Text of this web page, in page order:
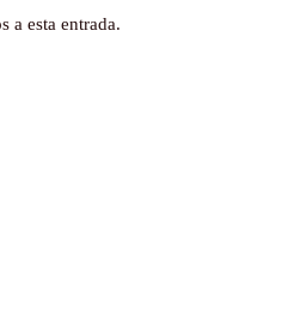
a esta entrada.